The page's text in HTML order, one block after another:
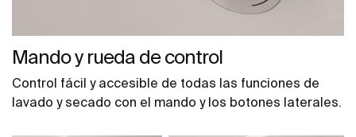
Mando y rueda de control
Control fácil y accesible de todas las funciones de
lavado y secado con el mando y los botones laterales.